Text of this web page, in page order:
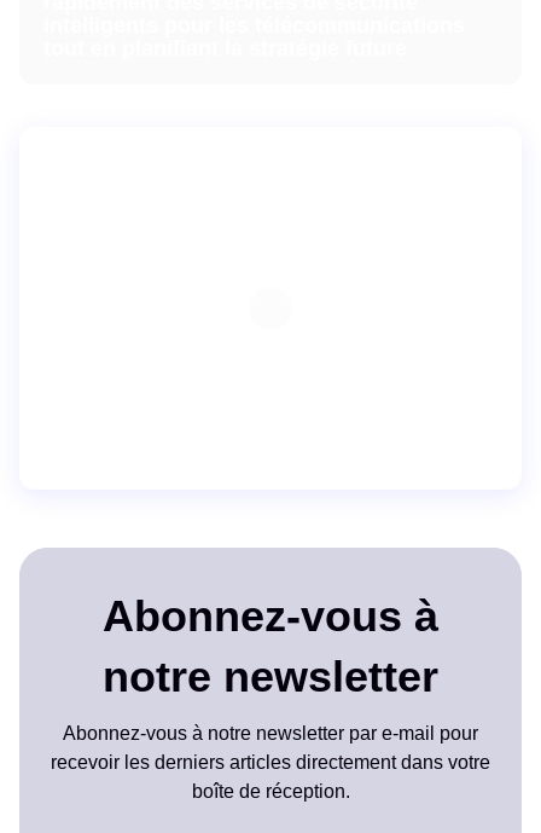
Abonnez-vous à
notre newsletter
Abonnez-vous à notre newsletter par e-mail pour
recevoir les derniers articles directement dans votre
boîte de réception.